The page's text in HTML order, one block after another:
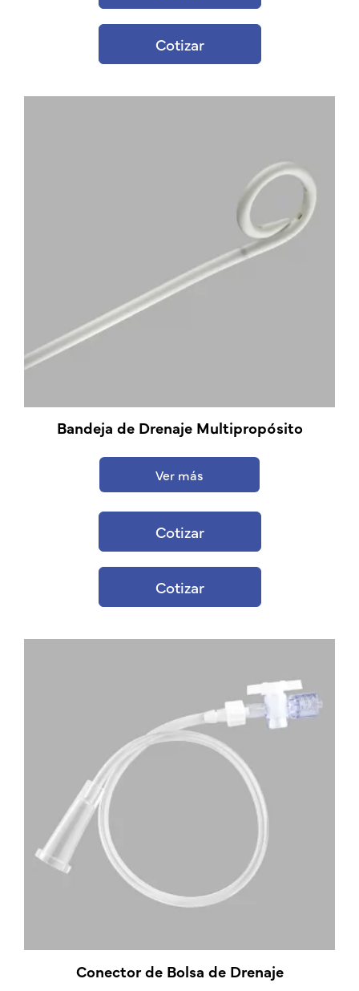
Cotizar
Bandeja de Drenaje Multipropósito
Ver más
Cotizar
Cotizar
Conector de Bolsa de Drenaje